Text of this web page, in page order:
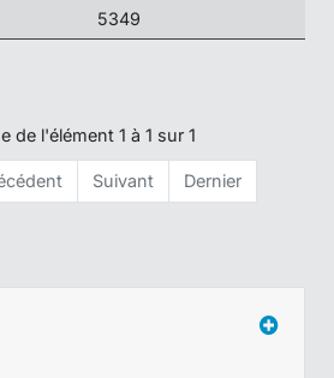
5349
de l'élément 1 à 1 sur 1
Suivant Dernier